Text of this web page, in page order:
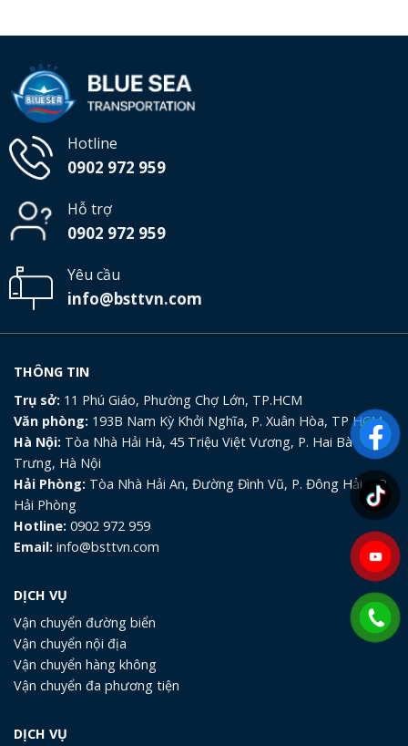
Hotline
0902 972 959
Hỗ trợ
0902 972 959
Yêu cầu
info@bsttvn.com
THÔNG TIN
Trụ sở: 11 Phú Giáo, Phường Chợ Lớn, TP.HCM
Văn phòng: 193B Nam Kỳ Khởi Nghĩa, P. Xuân Hòa, TP HCM
Hà Nội: Tòa Nhà Hải Hà, 45 Triệu Việt Vương, P. Hai Bà
Trưng, Hà Nội
Hải Phòng: Tòa Nhà Hải An, Đường Đình Vũ, P. Đông Hải, TP.
Hải Phòng
Hotline: 0902 972 959
Email: info@bsttvn.com
DỊCH VỤ
Vận chuyển đường biển
Vận chuyển nội địa
Vận chuyển hàng không
Vận chuyển đa phương tiện
DỊCH VỤ